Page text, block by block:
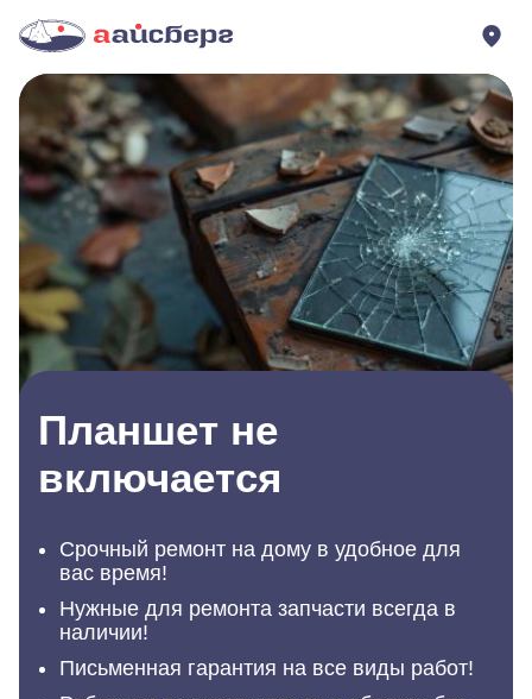
Планшет не
включается
Срочный ремонт на дому в удобное для
вас время!
Нужные для ремонта запчасти всегда в
наличии!
Письменная гарантия на все виды работ!